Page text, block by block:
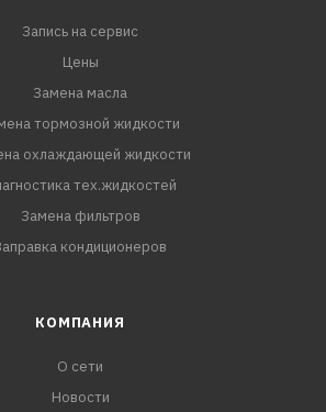
Запись на сервис
Цены
Замена масла
тормозной жидкости
охлаждающей жидкости
тех.жидкостей
Замена фильтров
кондиционеров
КОМПАНИЯ
О сети
Новости